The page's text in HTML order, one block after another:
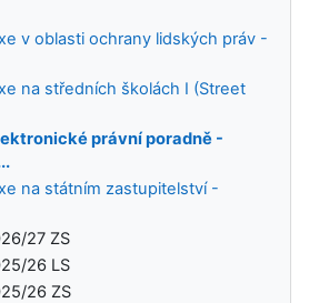
v oblasti ochrany lidských práv -
na středních školách I (Street
právní poradně -
na státním zastupitelství -
27 ZS
26 LS
26 ZS